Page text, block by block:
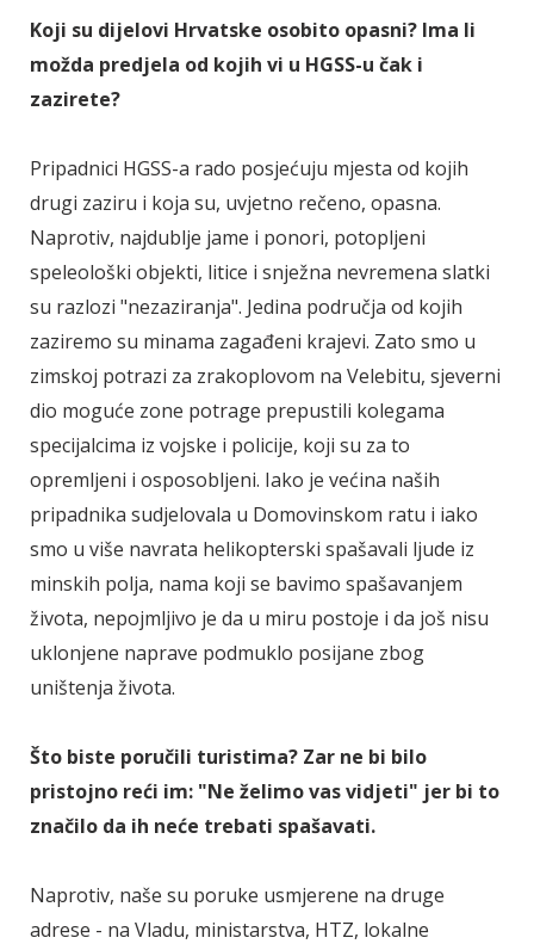
Koji su dijelovi Hrvatske osobito opasni? Ima li
možda predjela od kojih vi u HGSS-u čak i
zazirete?
Pripadnici HGSS-a rado posjećuju mjesta od kojih
drugi zaziru i koja su, uvjetno rečeno, opasna.
Naprotiv, najdublje jame i ponori, potopljeni
speleološki objekti, litice i snježna nevremena slatki
su razlozi "nezaziranja". Jedina područja od kojih
zaziremo su minama zagađeni krajevi. Zato smo u
zimskoj potrazi za zrakoplovom na Velebitu, sjeverni
dio moguće zone potrage prepustili kolegama
specijalcima iz vojske i policije, koji su za to
opremljeni i osposobljeni. Iako je većina naših
pripadnika sudjelovala u Domovinskom ratu i iako
smo u više navrata helikopterski spašavali ljude iz
minskih polja, nama koji se bavimo spašavanjem
života, nepojmljivo je da u miru postoje i da još nisu
uklonjene naprave podmuklo posijane zbog
uništenja života.
Što biste poručili turistima? Zar ne bi bilo
pristojno reći im: "Ne želimo vas vidjeti" jer bi to
značilo da ih neće trebati spašavati.
Naprotiv, naše su poruke usmjerene na druge
adrese - na Vladu, ministarstva, HTZ, lokalne